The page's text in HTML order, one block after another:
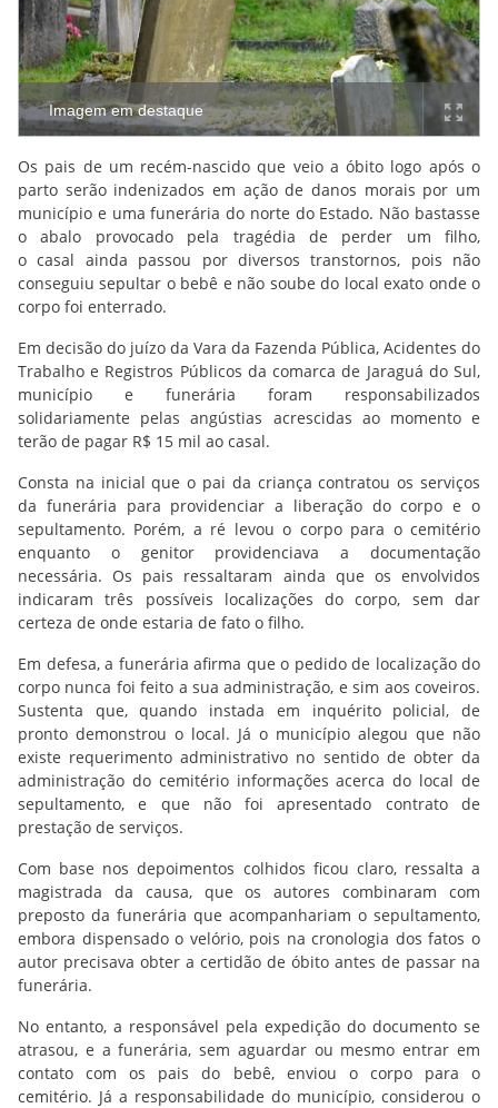
Imagem em destaque
Os pais de um recém-nascido que veio a óbito logo após o
parto serão indenizados em ação de danos morais por um
município e uma funerária do norte do Estado. Não bastasse
o abalo provocado pela tragédia de perder um filho,
o casal ainda passou por diversos transtornos, pois não
conseguiu sepultar o bebê e não soube do local exato onde o
corpo foi enterrado.
Em decisão do juízo da Vara da Fazenda Pública, Acidentes do
Trabalho e Registros Públicos da comarca de Jaraguá do Sul,
município e funerária foram responsabilizados
solidariamente pelas angústias acrescidas ao momento e
terão de pagar R$ 15 mil ao casal.
Consta na inicial que o pai da criança contratou os serviços
da funerária para providenciar a liberação do corpo e o
sepultamento. Porém, a ré levou o corpo para o cemitério
enquanto o genitor providenciava a documentação
necessária. Os pais ressaltaram ainda que os envolvidos
indicaram três possíveis localizações do corpo, sem dar
certeza de onde estaria de fato o filho.
Em defesa, a funerária afirma que o pedido de localização do
corpo nunca foi feito a sua administração, e sim aos coveiros.
Sustenta que, quando instada em inquérito policial, de
pronto demonstrou o local. Já o município alegou que não
existe requerimento administrativo no sentido de obter da
administração do cemitério informações acerca do local de
sepultamento, e que não foi apresentado contrato de
prestação de serviços.
Com base nos depoimentos colhidos ficou claro, ressalta a
magistrada da causa, que os autores combinaram com
preposto da funerária que acompanhariam o sepultamento,
embora dispensado o velório, pois na cronologia dos fatos o
autor precisava obter a certidão de óbito antes de passar na
funerária.
No entanto, a responsável pela expedição do documento se
atrasou, e a funerária, sem aguardar ou mesmo entrar em
contato com os pais do bebê, enviou o corpo para o
cemitério. Já a responsabilidade do município, considerou o